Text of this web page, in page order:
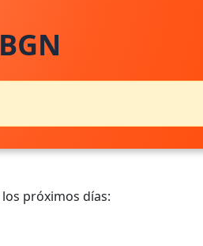
próximos días: